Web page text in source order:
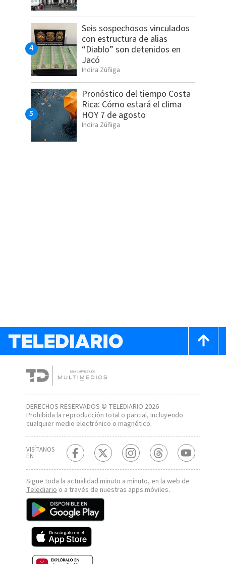
Seis sospechosos vinculados
con estructura de alias
“Diablo” son detenidos en
Jacó
Indira Zúñiga
Pronóstico del tiempo Costa
Rica: Cómo estará el clima
HOY 7 de agosto
Indira Zúñiga
DERECHOS RESERVADOS © TELEDIARIO 2026
Prohibida la reproducción total o parcial, incluyendo
cualquier medio electrónico o magnético.
VISÍTANOS
EN
Sigue toda la actualidad minuto a minuto, en la web de
Telediarioo a través de nuestras apps móviles.